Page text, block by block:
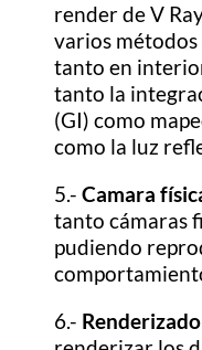
render de V
varios
tanto en
tanto la
(GI) como
como la luz
5.-Camara
tanto cámaras
pudiendo
6.-